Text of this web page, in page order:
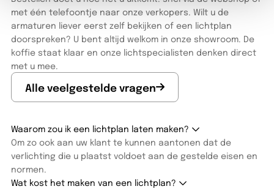
met één telefoontje naar onze verkopers. Wilt u de
armaturen liever eerst zelf bekijken of een lichtplan
doorspreken? U bent altijd welkom in onze showroom. De
koffie staat klaar en onze lichtspecialisten denken direct
met u mee.
Alle veelgestelde vragen
Waarom zou ik een lichtplan laten maken?
Om zo ook aan uw klant te kunnen aantonen dat de
verlichting die u plaatst voldoet aan de gestelde eisen en
normen.
Wat kost het maken van een lichtplan?